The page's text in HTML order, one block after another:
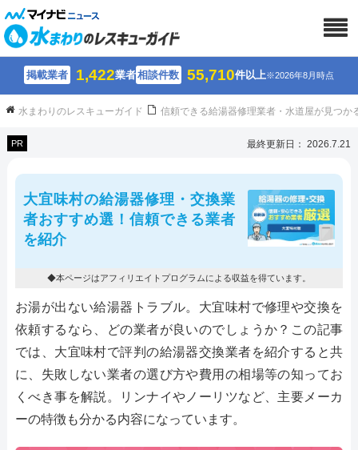
掲載業者 1,422業者相談件数 55,710件以上※2026年8月時点
水まわりのレスキューガイド 信頼できる給湯器修理業者・水道屋が見つか
PR 最終更新日： 2026.7.21
大宜味村の給湯器修理・交換業
者おすすめ選！信頼できる業者
を紹介
◆本ページはアフィリエイトプログラムによる収益を得ています。
お湯が出ない給湯器トラブル。大宜味村で修理や交換を
依頼するなら、どの業者が良いのでしょうか？この記事
では、大宜味村で評判の給湯器交換業者を紹介すると共
に、失敗しない業者の選び方や費用の相場等の知ってお
くべき事を解説。リンナイやノーリツなど、主要メーカ
ーの特徴も分かる内容になっています。